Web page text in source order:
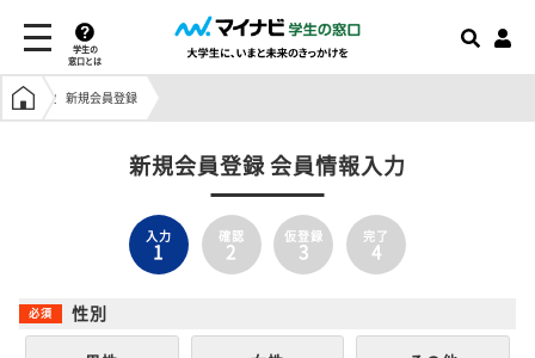
学生の
窓口とは
学生の窓口トップ
新規会員登録
新規会員登録 会員情報入力
入力
1
確認
2
仮登録
3
完了
4
性別